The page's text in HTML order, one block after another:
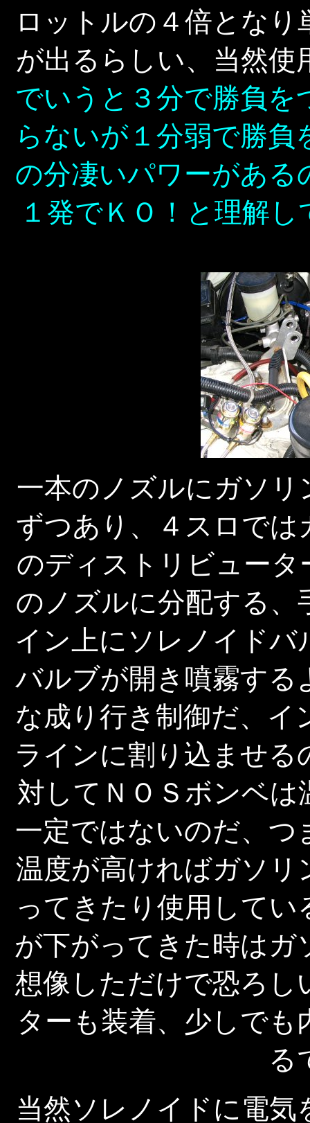
ロットルの４倍とな
が出るらしい、当然使
でいうと３分で勝負
らないが１分弱で勝
の分凄いパワーがある
１発でＫＯ！と理解し
一本のノズルにガソ
ずつあり、４スロでは
のディストリビュータ
のノズルに分配する
イン上にソレノイド
バルブが開き噴霧する
な成り行き制御だ、
ラインに割り込ませ
対してＮＯＳボンベ
一定ではないのだ、つ
温度が高ければガソリ
ってきたり使用して
が下がってきた時は
想像しただけで恐ろし
ターも装着、少しで
る
当然ソレノイドに電